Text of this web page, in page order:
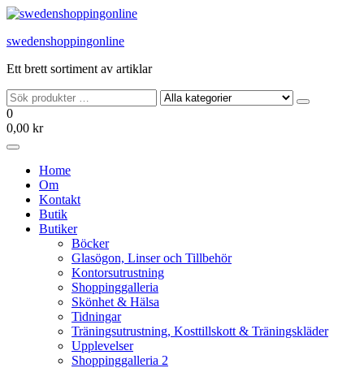
Hoppa
innehållet
swedenshoppingonline
Ett brett sortiment av artiklar
0
0,00 kr
Home
Om
Kontakt
Butik
Butiker
Böcker
Glasögon, Linser och Tillbehör
Kontorsutrustning
Shoppinggalleria
Skönhet & Hälsa
Tidningar
Träningsutrustning, Kosttillskott & Träningskläder
Upplevelser
Shoppinggalleria 2